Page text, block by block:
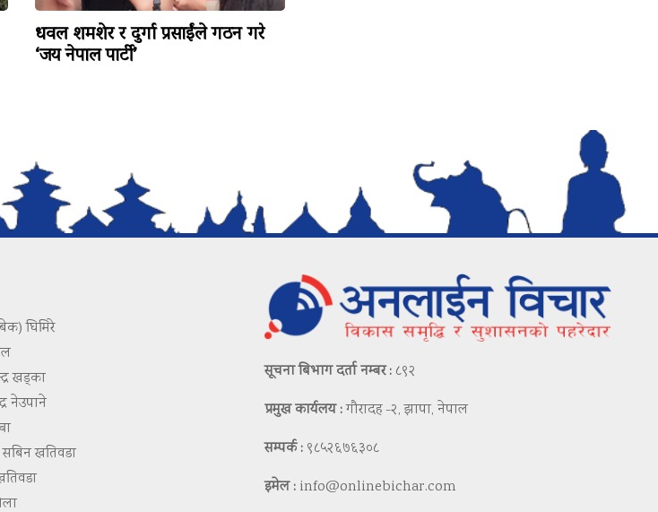
धवल शमशेर र दुर्गा प्रसाईंले गठन गरे
‘जय नेपाल पार्टी’
घिमिरे
खड्का
नेउपाने
खतिवडा
सूचना बिभाग दर्ता नम्बर : ८९२
प्रमुख कार्यलय :गौरादह -२, झापा, नेपाल
सम्पर्क : ९८५२६७६३०८
इमेल : info@onlinebichar.com